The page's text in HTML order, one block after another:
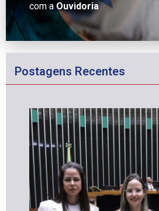
com aOuvidoria
Postagens Recentes